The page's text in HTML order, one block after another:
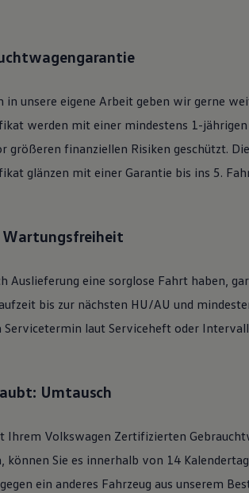
in unsere eigene Arbeit geben wir gerne
werden mit einer mindestens 1-
größeren finanziellen Risiken geschützt.
glänzen mit einer Garantie bis ins 5.
Wartungsfreiheit
Auslieferung eine sorglose Fahrt haben,
bis zur nächsten HU/AU und
Servicetermin laut Serviceheft oder
Umtausch
Ihrem Volkswagen Zertifizierten
können Sie es innerhalb von 14
ein anderes Fahrzeug aus unserem